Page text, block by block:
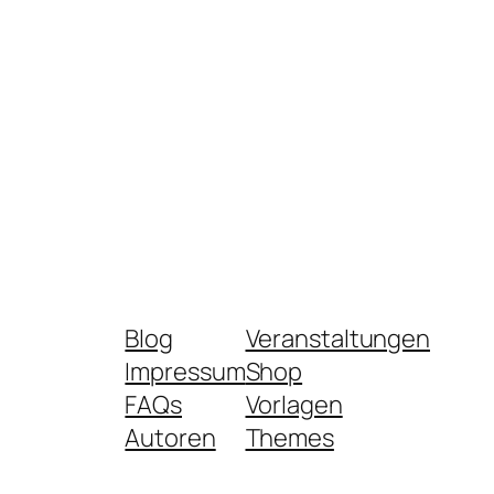
Blog
Impressum
FAQs
Autoren
Veranstaltungen
Shop
Vorlagen
Themes